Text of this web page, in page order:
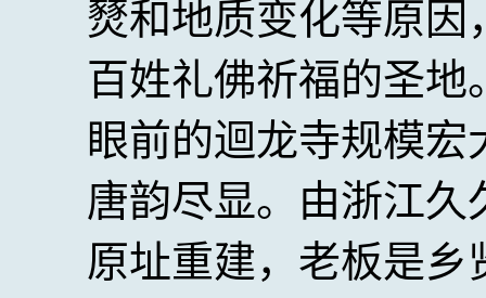
燹和地质变化等原
百姓礼佛祈福的圣地
眼前的迴龙寺规模
唐韵尽显。由浙江
原址重建，老板是